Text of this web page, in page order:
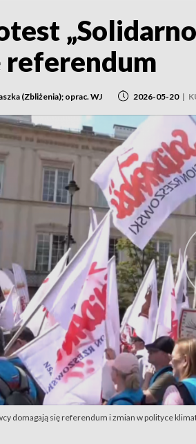
referendum
(Zbliżenia); oprac. WJ 2026-05-20 |
domagają się referendum i zmian w polityce